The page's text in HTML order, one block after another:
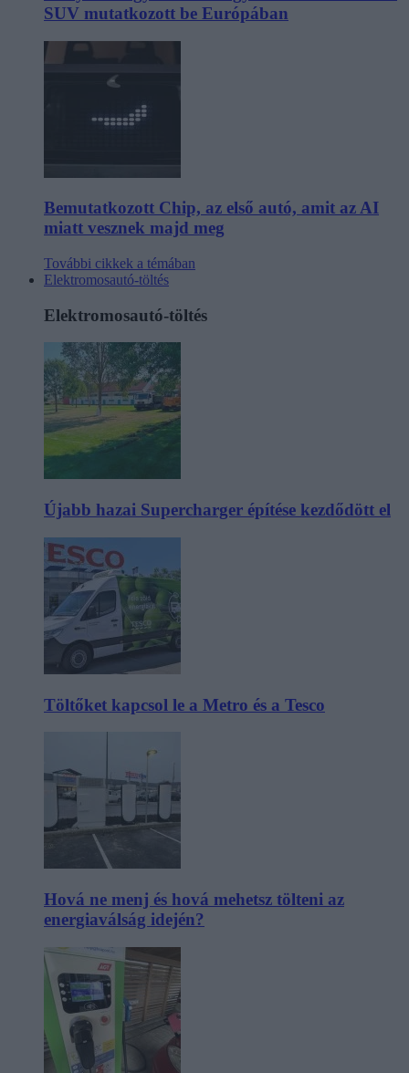
SUV mutatkozott be Európában
Bemutatkozott Chip, az első autó, amit az AI
miatt vesznek majd meg
További cikkek a témában
Elektromosautó-töltés
Elektromosautó-töltés
Újabb hazai Supercharger építése kezdődött el
Töltőket kapcsol le a Metro és a Tesco
Hová ne menj és hová mehetsz tölteni az
energiaválság idején?